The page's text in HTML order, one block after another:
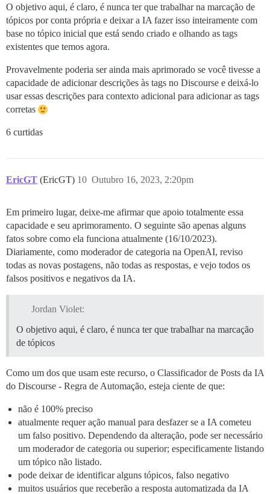
O objetivo aqui, é claro, é nunca ter que trabalhar na marcação de
tópicos por conta própria e deixar a IA fazer isso inteiramente com
base no tópico inicial que está sendo criado e olhando as tags
existentes que temos agora.
Provavelmente poderia ser ainda mais aprimorado se você tivesse a
capacidade de adicionar descrições às tags no Discourse e deixá-lo
usar essas descrições para contexto adicional para adicionar as tags
corretas
6 curtidas
EricGT (EricGT) Outubro 16, 2023, 2:20pm
10
Em primeiro lugar, deixe-me afirmar que apoio totalmente essa
capacidade e seu aprimoramento. O seguinte são apenas alguns
fatos sobre como ela funciona atualmente (16/10/2023).
Diariamente, como moderador de categoria na OpenAI, reviso
todas as novas postagens, não todas as respostas, e vejo todos os
falsos positivos e negativos da IA.
Jordan Violet:
O objetivo aqui, é claro, é nunca ter que trabalhar na marcação
de tópicos
Como um dos que usam este recurso, o Classificador de Posts da IA
do Discourse - Regra de Automação, esteja ciente de que:
não é 100% preciso
atualmente requer ação manual para desfazer se a IA cometeu
um falso positivo. Dependendo da alteração, pode ser necessário
um moderador de categoria ou superior; especificamente listando
um tópico não listado.
pode deixar de identificar alguns tópicos, falso negativo
muitos usuários que receberão a resposta automatizada da IA